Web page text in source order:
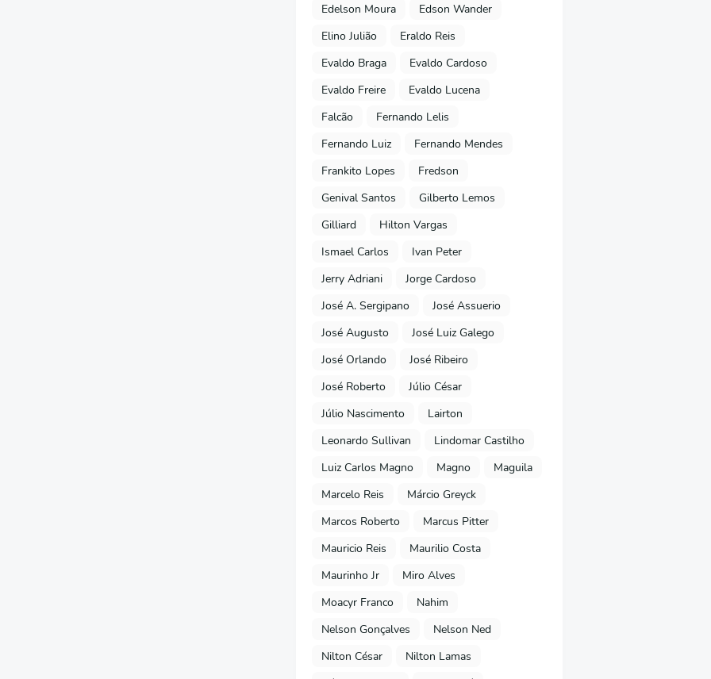
Edelson Moura
Edson Wander
Elino Julião
Eraldo Reis
Evaldo Braga
Evaldo Cardoso
Evaldo Freire
Evaldo Lucena
Falcão
Fernando Lelis
Fernando Luiz
Fernando Mendes
Frankito Lopes
Fredson
Genival Santos
Gilberto Lemos
Gilliard
Hilton Vargas
Ismael Carlos
Ivan Peter
Jerry Adriani
Jorge Cardoso
José A. Sergipano
José Assuerio
José Augusto
José Luiz Galego
José Orlando
José Ribeiro
José Roberto
Júlio César
Júlio Nascimento
Lairton
Leonardo Sullivan
Lindomar Castilho
Luiz Carlos Magno
Magno
Maguila
Marcelo Reis
Márcio Greyck
Marcos Roberto
Marcus Pitter
Mauricio Reis
Maurilio Costa
Maurinho Jr
Miro Alves
Moacyr Franco
Nahim
Nelson Gonçalves
Nelson Ned
Nilton César
Nilton Lamas